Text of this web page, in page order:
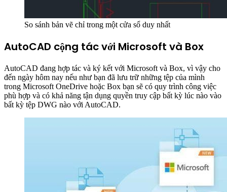
So sánh bản vẽ chỉ trong một cửa sổ duy nhất
AutoCAD cộng tác với Microsoft và Box
AutoCAD đang hợp tác và ký kết với Microsoft và Box, vì vậy cho
đến ngày hôm nay nếu như bạn đã lưu trữ những tệp của mình
trong Microsoft OneDrive hoặc Box bạn sẽ có quy trình công việc
phù hợp và có khả năng tận dụng quyền truy cập bất kỳ lúc nào vào
bất kỳ tệp DWG nào với AutoCAD.